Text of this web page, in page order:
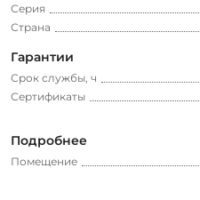
Серия
Страна
Гарантии
Срок службы, ч
Сертификаты
Подробнее
Помещение